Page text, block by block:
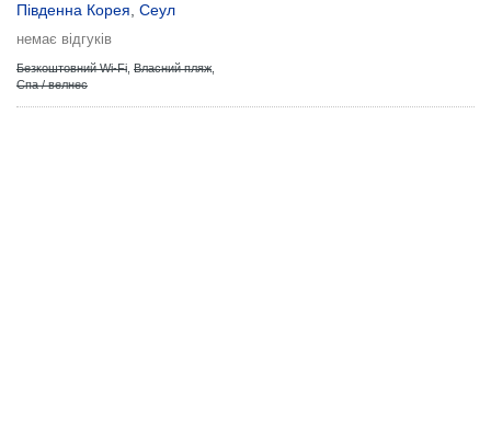
Південна Корея Сеул
немає відгуків
Безкоштовний Wi-Fi Власний пляж
Спа / велнес